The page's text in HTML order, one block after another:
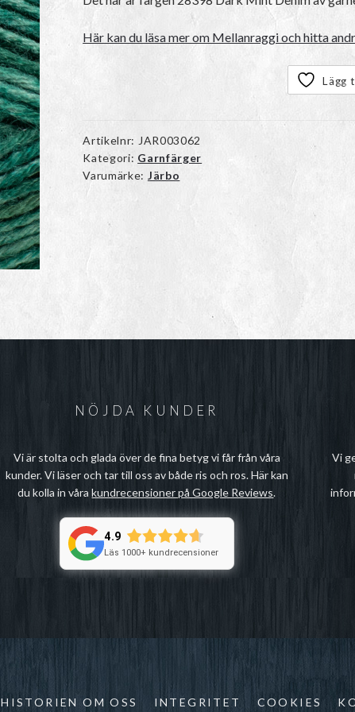
Här kan du läsa mer om Mellanraggi och hitta
Lägg
Artikelnr: JAR003062
Kategori: Garnfärger
Varumärke: Järbo
NÖJDA KUNDER
Vi är stolta och glada över de fina betyg vi får från våra
kunder. Vi läser och tar till oss av både ris och ros. Här kan
du kolla in vårakundrecensioner på Google Reviews.
4.9
Läs 1000+ kundrecensioner
Vi
HISTORIEN OM OSS INTEGRITET COOKIES